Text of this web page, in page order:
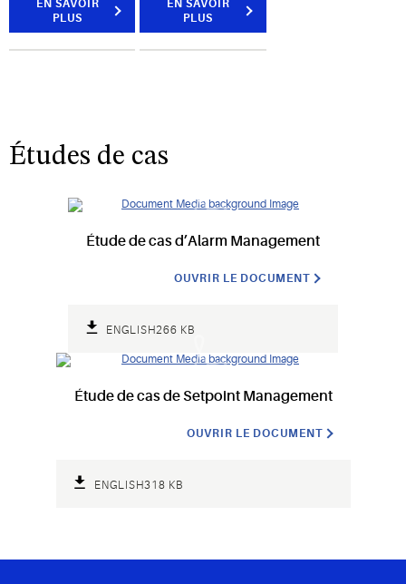
problèmes
EN SAVOIR
PLUS
HACCP et
élimination
aux
EN SAVOIR
PLUS
Études de cas
Étude de cas d’Alarm Management
OUVRIR LE DOCUMENT
ENGLISH266 KB
Étude de cas de Setpoint Management
OUVRIR LE DOCUMENT
ENGLISH318 KB